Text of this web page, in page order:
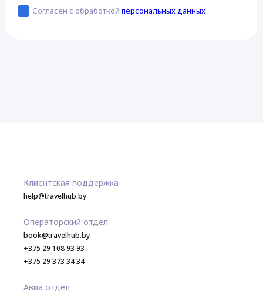
Согласен с обработкой персональных данных
Клиентская поддержка
help@travelhub.by
Операторский отдел
book@travelhub.by
+375 29 108 93 93
+375 29 373 34 34
Авиа отдел